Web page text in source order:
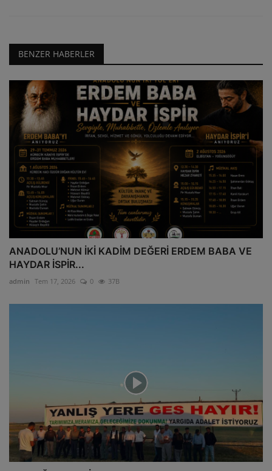
BENZER HABERLER
ANADOLU’NUN İKİ KADİM DEĞERİ ERDEM BABA VE
HAYDAR İSPİR...
admin Tem 17, 2026 0 37B